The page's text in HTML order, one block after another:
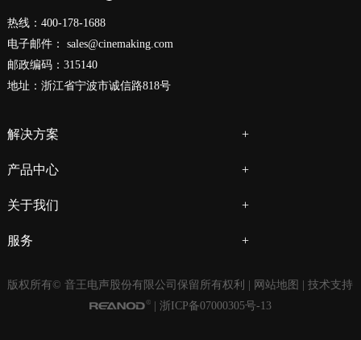
热线：400-178-1688
电子邮件： sales@cinemaking.com
邮政编码：315140
地址：浙江省宁波市诚信路818号
解决方案
产品中心
关于我们
服务
版权所有© 音王电声股份有限公司保留所有权利 | 网站地图
| 技术支持
浙ICP备07000305号-13